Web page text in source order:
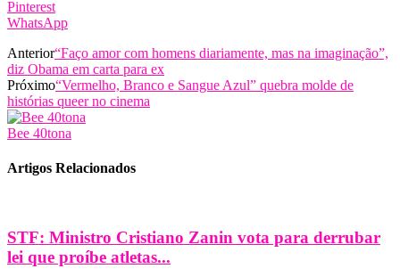
Pinterest
WhatsApp
Anterior“Faço amor com homens diariamente, mas na imaginação”,
diz Obama em carta para ex
Próximo“Vermelho, Branco e Sangue Azul” quebra molde de
histórias queer no cinema
Bee 40tona
Artigos Relacionados
STF: Ministro Cristiano Zanin vota para derrubar
lei que proíbe atletas...